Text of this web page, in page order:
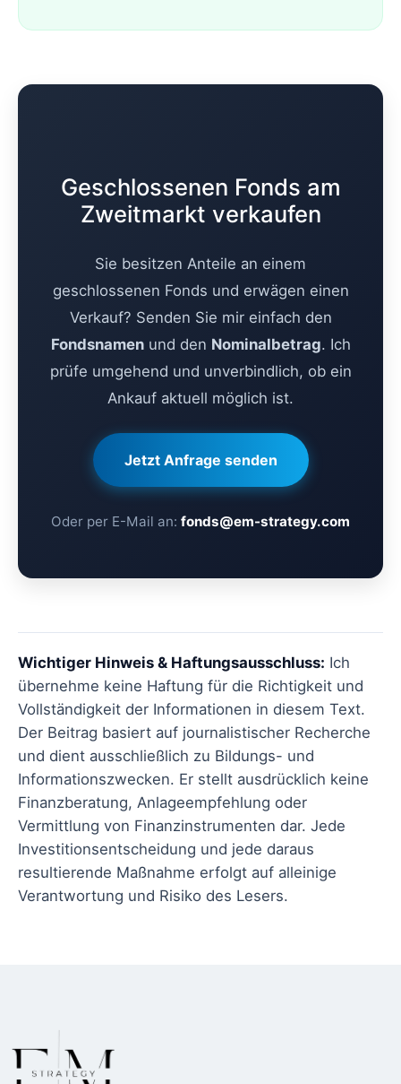
Geschlossenen Fonds am
Zweitmarkt verkaufen
Sie besitzen Anteile an einem
geschlossenen Fonds und erwägen einen
Verkauf? Senden Sie mir einfach den
Fondsnamenund den Nominalbetrag. Ich
prüfe umgehend und unverbindlich, ob ein
Ankauf aktuell möglich ist.
Jetzt Anfrage senden
Oder per E-Mail an: fonds@em-strategy.com
Wichtiger Hinweis & Haftungsausschluss: Ich
übernehme keine Haftung für die Richtigkeit und
Vollständigkeit der Informationen in diesem Text.
Der Beitrag basiert auf journalistischer Recherche
und dient ausschließlich zu Bildungs- und
Informationszwecken. Er stellt ausdrücklich keine
Finanzberatung, Anlageempfehlung oder
Vermittlung von Finanzinstrumenten dar. Jede
Investitionsentscheidung und jede daraus
resultierende Maßnahme erfolgt auf alleinige
Verantwortung und Risiko des Lesers.